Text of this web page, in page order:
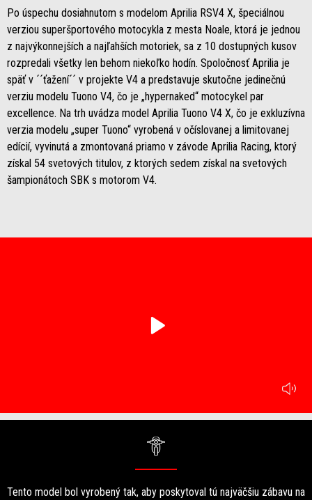
Po úspechu dosiahnutom s modelom Aprilia RSV4 X, špeciálnou
verziou superšportového motocykla z mesta Noale, ktorá je jednou
z najvýkonnejších a najľahších motoriek, sa z 10 dostupných kusov
rozpredali všetky len behom niekoľko hodín. Spoločnosť Aprilia je
späť v ´´ťažení´´ v projekte V4 a predstavuje skutočne jedinečnú
verziu modelu Tuono V4, čo je „hypernaked“ motocykel par
excellence. Na trh uvádza model Aprilia Tuono V4 X, čo je exkluzívna
verzia modelu „super Tuono“ vyrobená v očíslovanej a limitovanej
edícií, vyvinutá a zmontovaná priamo v závode Aprilia Racing, ktorý
získal 54 svetových titulov, z ktorých sedem získal na svetových
šampionátoch SBK s motorom V4.
play
Item
1
Item
1
Tento model bol vyrobený tak, aby poskytoval tú najväčšiu zábavu na